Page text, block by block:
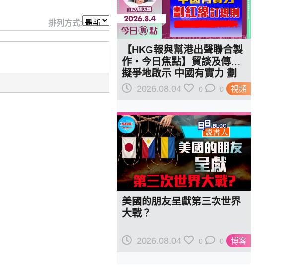
排列方式:
視頻
【HKG報與幫港出聲聯合製
作‧今日焦點】貿談及傳美
擬爭地啟示 中國有實力 劃
紅線訂規則
2026.08.04 0 0
博客
美國的朋友呈獻第三次世界
大戰？
2026.08.04 0 0